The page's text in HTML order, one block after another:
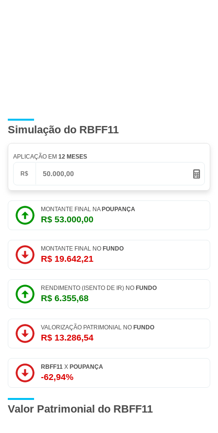
Simulação do RBFF11
APLICAÇÃO EM 12 MESES
R$
MONTANTE FINAL NA POUPANÇA
R$ 53.000,00
MONTANTE FINAL NO FUNDO
R$ 19.642,21
RENDIMENTO (ISENTO DE IR) NO FUNDO
R$ 6.355,68
VALORIZAÇÃO PATRIMONIAL NO FUNDO
R$ 13.286,54
RBFF11 X POUPANÇA
-62,94%
Valor Patrimonial do RBFF11